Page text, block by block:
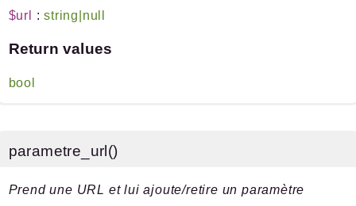
$url :string|null
Return values
bool
parametre_url()
Prend une URL et lui ajoute/retire un paramètre